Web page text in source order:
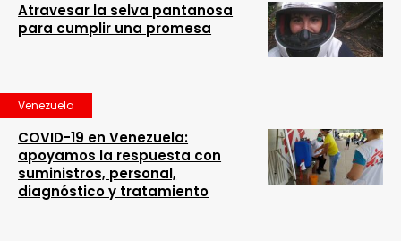
Atravesar la selva pantanosa
para cumplir una promesa
Venezuela
COVID-19 en Venezuela:
apoyamos la respuesta con
suministros, personal,
diagnóstico y tratamiento